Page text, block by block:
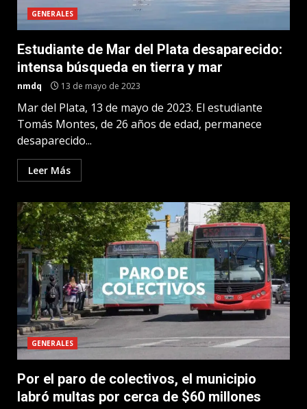
GENERALES
Estudiante de Mar del Plata desaparecido:
intensa búsqueda en tierra y mar
nmdq 13 de mayo de 2023
Mar del Plata, 13 de mayo de 2023. El estudiante
Tomás Montes, de 26 años de edad, permanece
desaparecido...
Leer Más
GENERALES
Por el paro de colectivos, el municipio
labró multas por cerca de $60 millones